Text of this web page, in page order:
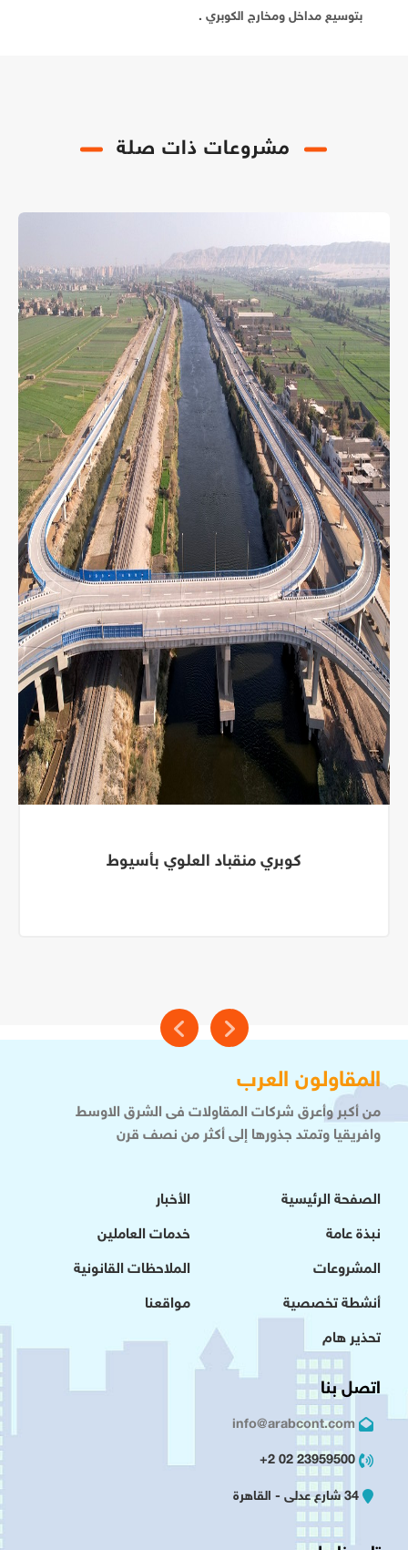
بتوسيع مداخل ومخارج الكوبري .
مشروعات ذات صلة
كوبري منقباد العلوي بأسيوط
المقاولون العرب
من أكبر وأعرق شركات المقاولات فى الشرق الاوسط
وافريقيا وتمتد جذورها إلى أكثر من نصف قرن
الصفحة الرئيسية
نبذة عامة
المشروعات
أنشطة تخصصية
تحذير هام
الأخبار
خدمات العاملين
الملاحظات القانونية
مواقعنا
اتصل بنا
info@arabcont.com
23959500 02 2+
34 شارع عدلى - القاهرة